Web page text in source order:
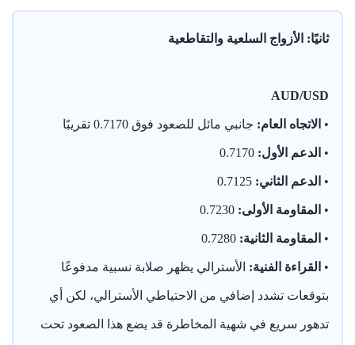
ثانيًا: الأزواج السلعية والتقاطعية
AUD/USD
• الاتجاه العام: جانبي مائل للصعود فوق 0.7170 تقريبًا
• الدعم الأول:
• الدعم الثاني:
• المقاومة الأولى:
• المقاومة الثانية:
• القراءة الفنية: الأسترالي يظهر صلابة نسبية مدفوعًا
بتوقعات تشدد إضافي من الاحتياطي الأسترالي، لكن أي
تدهور سريع في شهية المخاطرة قد يضع هذا الصعود تحت